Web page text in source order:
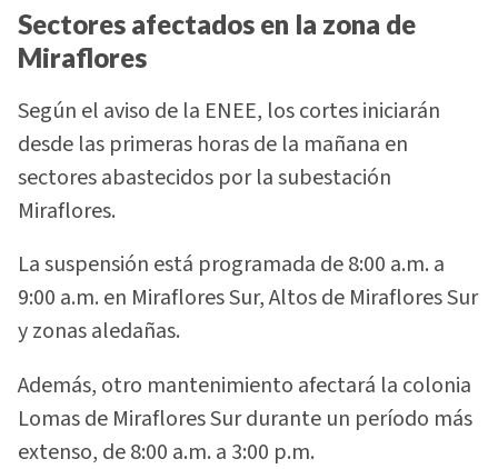
Sectores afectados en la zona de
Miraflores
Según el aviso de la ENEE, los cortes iniciarán
desde las primeras horas de la mañana en
sectores abastecidos por la subestación
Miraflores.
La suspensión está programada de 8:00 a.m. a
9:00 a.m. en Miraflores Sur, Altos de Miraflores Sur
y zonas aledañas.
Además, otro mantenimiento afectará la colonia
Lomas de Miraflores Sur durante un período más
extenso, de 8:00 a.m. a 3:00 p.m.